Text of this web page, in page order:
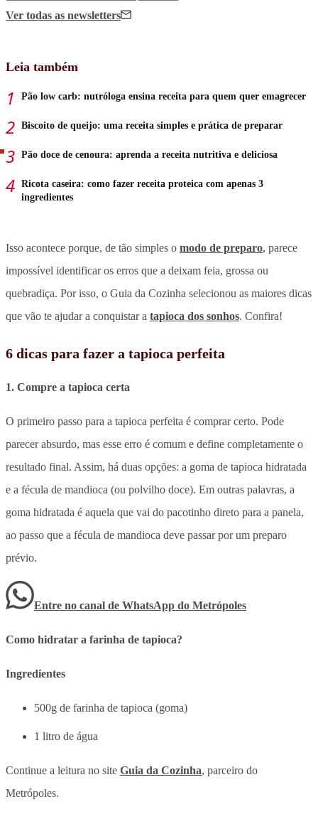
Ver todas as newsletters
Leia também
Pão low carb: nutróloga ensina receita para quem quer emagrecer
Biscoito de queijo: uma receita simples e prática de preparar
Pão doce de cenoura: aprenda a receita nutritiva e deliciosa
Ricota caseira: como fazer receita proteica com apenas 3
ingredientes
Isso acontece porque, de tão simples o modo de preparo, parece
impossível identificar os erros que a deixam feia, grossa ou
quebradiça. Por isso, o Guia da Cozinha selecionou as maiores dicas
que vão te ajudar a conquistar a tapioca dos sonhos. Confira!
6 dicas para fazer a tapioca perfeita
1. Compre a tapioca certa
O primeiro passo para a tapioca perfeita é comprar certo. Pode
parecer absurdo, mas esse erro é comum e define completamente o
resultado final. Assim, há duas opções: a goma de tapioca hidratada
e a fécula de mandioca (ou polvilho doce). Em outras palavras, a
goma hidratada é aquela que vai do pacotinho direto para a panela,
ao passo que a fécula de mandioca deve passar por um preparo
prévio.
Entre no canal de WhatsApp do Metrópoles
Como hidratar a farinha de tapioca?
Ingredientes
500g de farinha de tapioca (goma)
1 litro de água
Continue a leitura no site Guia da Cozinha, parceiro do
Metrópoles.